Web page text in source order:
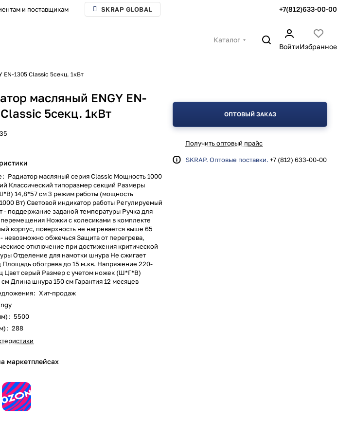
и поставщикам SKRAP GLOBAL +7(812)633-00-00
Каталог
ВойтиИзбранное
EN-1305 Classic 5секц. 1кВт
масляный ENGY EN-
5секц. 1кВт
: Радиатор масляный серия Classic Мощность 1000
Классический типоразмер секций Размеры
14,8*57 см 3 режим работы (мощность
Вт) Световой индикатор работы Регулируемый
- поддержание заданой температуры Ручка для
перемещения Ножки с колесиками в комплекте
корпус, поверхность не нагревается выше 65
- невозможно обжечься Защита от перегрева,
отключение при достижения критической
Отделение для намотки шнура Не сжигает
Площадь обогрева до 15 м.кв. Напряжение 220-
Цвет серый Размер с учетом ножек (Ш*Г*В)
Длина шнура 150 см Гарантия 12 месяцев
: Хит-продаж
: 5500
: 288
маркетплейсах
ОПТОВЫЙ ЗАКАЗ
Получить оптовый прайс
SKRAP. Оптовые поставки. +7 (812) 633-00-00